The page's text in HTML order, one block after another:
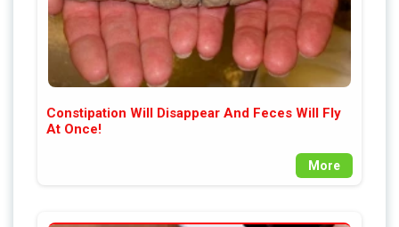
Constipation Will Disappear And Feces Will Fly
At Once!
More